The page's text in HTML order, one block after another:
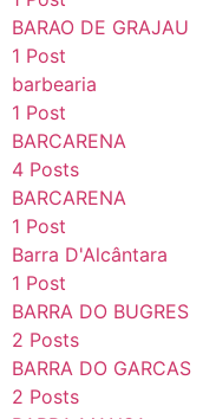
BARAO DE GRAJAU
1 Post
barbearia
1 Post
BARCARENA
4 Posts
BARCARENA
1 Post
Barra D'Alcântara
1 Post
BARRA DO BUGRES
2 Posts
BARRA DO GARCAS
2 Posts